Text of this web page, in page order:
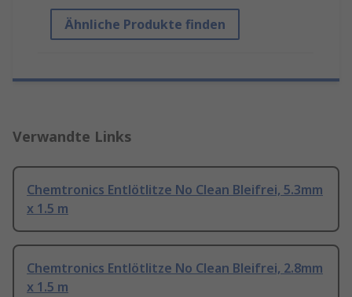
Ähnliche Produkte finden
Verwandte Links
Chemtronics Entlötlitze No Clean Bleifrei, 5.3mm
x 1.5 m
Chemtronics Entlötlitze No Clean Bleifrei, 2.8mm
x 1.5 m